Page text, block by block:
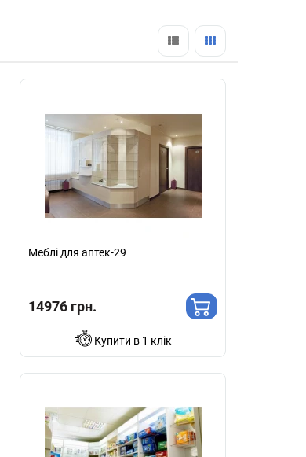
Меблі для аптек-29
14976 грн.
Купити в 1 клік